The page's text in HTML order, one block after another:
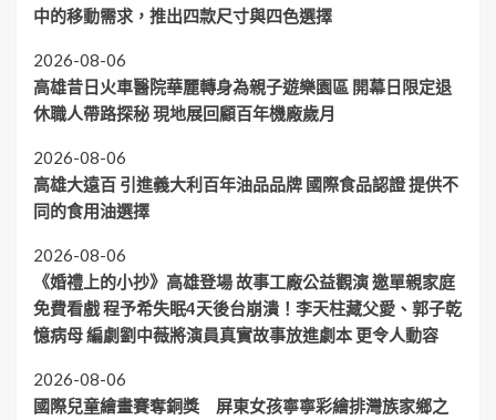
中的移動需求，推出四款尺寸與四色選擇
2026-08-06
高雄昔日火車醫院華麗轉身為親子遊樂園區 開幕日限定退
休職人帶路探秘 現地展回顧百年機廠歲月
2026-08-06
高雄大遠百 引進義大利百年油品品牌 國際食品認證 提供不
同的食用油選擇
2026-08-06
《婚禮上的小抄》高雄登場 故事工廠公益觀演 邀單親家庭
免費看戲 程予希失眠4天後台崩潰！李天柱藏父愛、郭子乾
憶病母 編劇劉中薇將演員真實故事放進劇本 更令人動容
2026-08-06
國際兒童繪畫賽奪銅獎 屏東女孩寧寧彩繪排灣族家鄉之